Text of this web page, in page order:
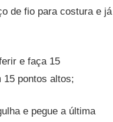
de fio para costura e já
e faça 15
pontos altos;
e pegue a última